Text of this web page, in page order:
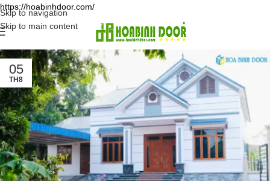
https://hoabinhdoor.com/
Skip to navigation
Skip to main content
05
TH8